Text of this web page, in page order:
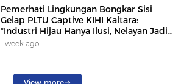
Pemerhati Lingkungan Bongkar Sisi
Gelap PLTU Captive KIHI Kaltara:
“Industri Hijau Hanya Ilusi, Nelayan Jadi
Korban”
1 week ago